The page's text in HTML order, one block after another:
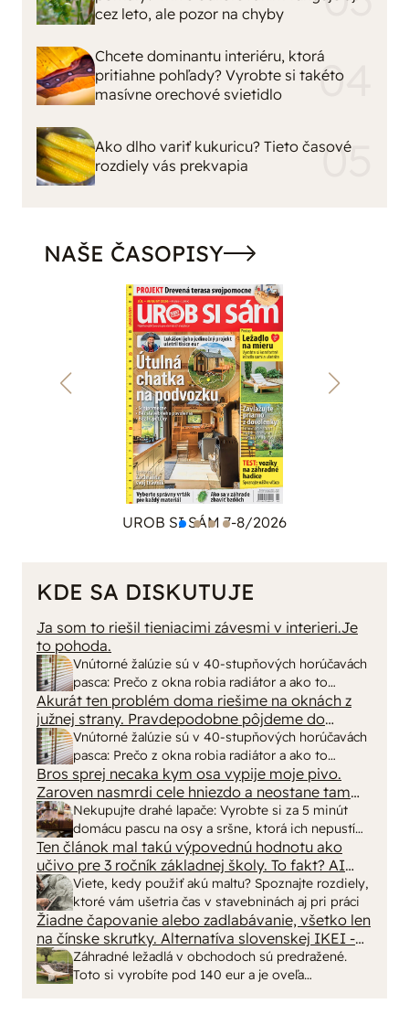
cez leto, ale pozor na chyby
Chcete dominantu interiéru, ktorá
pritiahne pohľady? Vyrobte si takéto
masívne orechové svietidlo
Ako dlho variť kukuricu? Tieto časové
rozdiely vás prekvapia
NAŠE ČASOPISY
UROB SI SÁM 7-8/2026
KDE SA DISKUTUJE
Vnútorné žalúzie sú v 40-stupňových horúčavách
pasca: Prečo z okna robia radiátor a ako to
vyriešiť za pár eur?
Ja som to riešil tieniacimi závesmi v interieri.Je
to pohoda.
Vnútorné žalúzie sú v 40-stupňových horúčavách
pasca: Prečo z okna robia radiátor a ako to
vyriešiť za pár eur?
Akurát ten problém doma riešime na oknách z
južnej strany. Pravdepodobne pôjdeme do
vonkajšieho tienenia na spôsob markízy
250x150cm. Čínsky predajcovia idú okolo 100
eur kus.
Nekupujte drahé lapače: Vyrobte si za 5 minút
domácu pascu na osy a sršne, ktorá ich nepustí
von
Bros sprej necaka kym osa vypije moje pivo.
Zaroven nasmrdi cele hniezdo a neostane tam
nic zive. Vasa pasca naucinke moc efektivne.
Skor pritiahne slimaky
Viete, kedy použiť akú maltu? Spoznajte rozdiely,
ktoré vám ušetria čas v stavebninách aj pri práci
Ten článok mal takú výpovednú hodnotu ako
učivo pre 3 ročník základnej školy. To fakt? AI
alebo nejaka kniha z VŠ? Dnešné rychlotvrdnuce
malty - pevnosť 40 Mpa a doba schnutia tak 15
minut , k tomu vodotesné s kryštálikou. A rozdiel
- schnutie a zretie. Nič?
Záhradné ležadlá v obchodoch sú predražené.
Toto si vyrobíte pod 140 eur a je oveľa
Žiadne čapovanie alebo zadlabávanie, všetko len
na čínske skrutky. Alternatíva slovenskej IKEI -
čo sa týka pevnosti. Autor si nedal veľa námahy s
remeselným spracovaním, škoda. No lepšie než